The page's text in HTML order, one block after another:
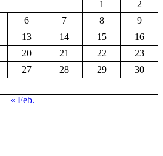
1
2
6 7 8
9
13 14 15
16
20 21 22
23
27 28 29
30
« Feb.